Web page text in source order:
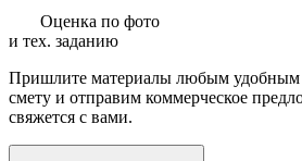
Оценка по фото
и тех. заданию
Пришлите материалы любым удобным
смету и отправим коммерческое
свяжется с вами.